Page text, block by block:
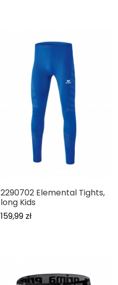
2290702 Elemental Tights,
long Kids
159,99 zł